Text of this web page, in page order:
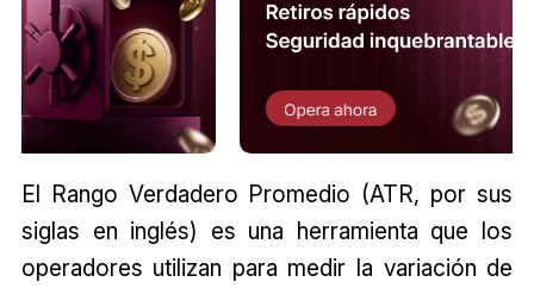
El Rango Verdadero Promedio (ATR, por sus
siglas en inglés) es una herramienta que los
operadores utilizan para medir la variación de